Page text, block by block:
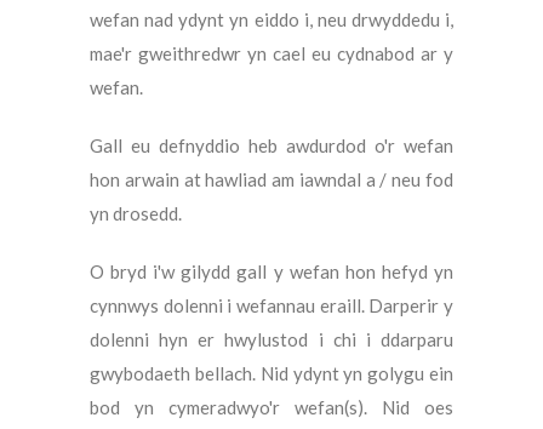
wefan nad ydynt yn eiddo i, neu drwyddedu i,
mae'r gweithredwr yn cael eu cydnabod ar y
wefan.
Gall eu defnyddio heb awdurdod o'r wefan
hon arwain at hawliad am iawndal a / neu fod
yn drosedd.
O bryd i'w gilydd gall y wefan hon hefyd yn
cynnwys dolenni i wefannau eraill. Darperir y
dolenni hyn er hwylustod i chi i ddarparu
gwybodaeth bellach. Nid ydynt yn golygu ein
bod yn cymeradwyo'r wefan(s). Nid oes